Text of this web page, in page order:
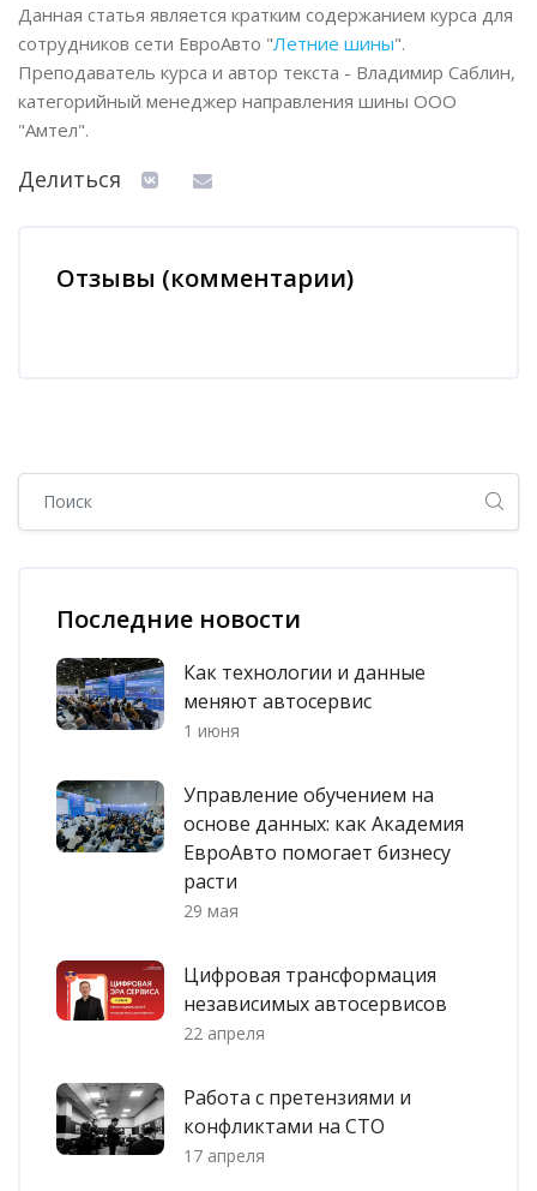
Данная статья является кратким содержанием курса для
сотрудников сети ЕвроАвто "Летние шины".
Преподаватель курса и автор текста - Владимир Саблин,
категорийный менеджер направления шины ООО
"Амтел".
Делиться
Отзывы (комментарии)
Блоки
Блоки
Последние новости
Как технологии и данные
меняют автосервис
1 июня
Управление обучением на
основе данных: как Академия
ЕвроАвто помогает бизнесу
расти
29 мая
Цифровая трансформация
независимых автосервисов
22 апреля
Работа с претензиями и
конфликтами на СТО
17 апреля